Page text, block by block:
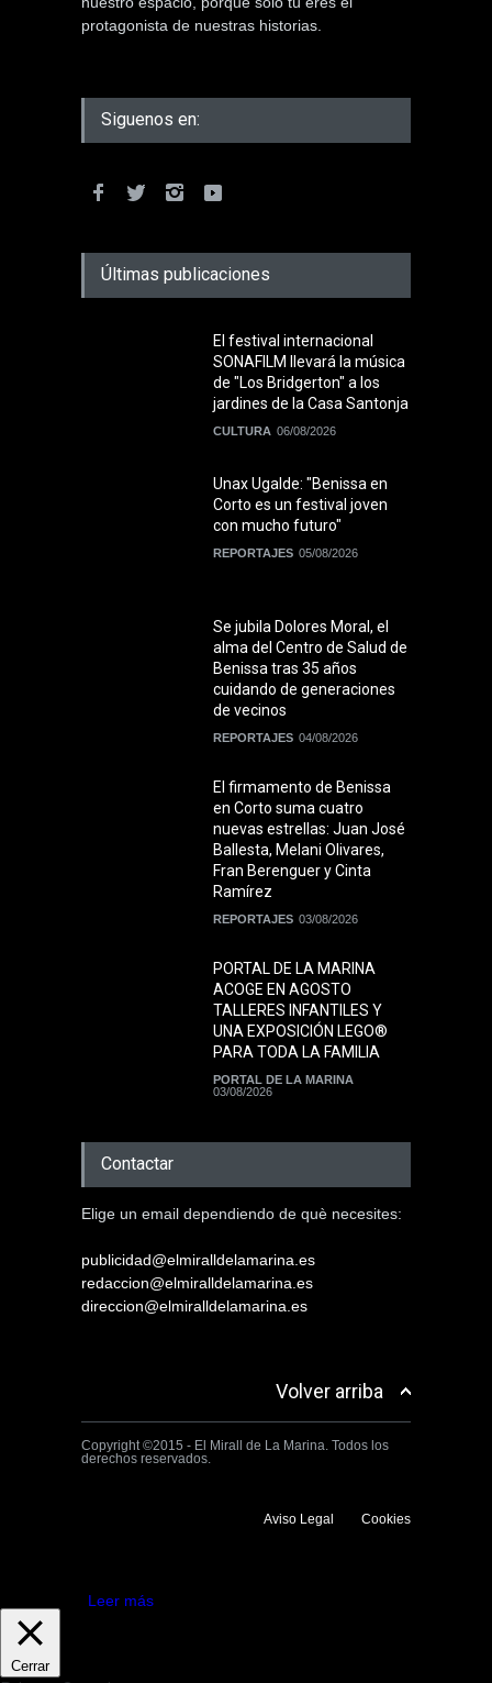
protagonista de nuestras historias.
Siguenos en:
Últimas publicaciones
El festival internacional
SONAFILM llevará la música
de "Los Bridgerton" a los
jardines de la Casa Santonja
CULTURA 06/08/2026
Unax Ugalde: "Benissa en
Corto es un festival joven
con mucho futuro"
REPORTAJES 05/08/2026
Se jubila Dolores Moral, el
alma del Centro de Salud de
Benissa tras 35 años
cuidando de generaciones
de vecinos
REPORTAJES 04/08/2026
El firmamento de Benissa
en Corto suma cuatro
nuevas estrellas: Juan José
Ballesta, Melani Olivares,
Fran Berenguer y Cinta
Ramírez
REPORTAJES 03/08/2026
PORTAL DE LA MARINA
ACOGE EN AGOSTO
TALLERES INFANTILES Y
UNA EXPOSICIÓN LEGO®
PARA TODA LA FAMILIA
PORTAL DE LA MARINA
03/08/2026
Contactar
Elige un email dependiendo de què necesites:
publicidad@elmiralldelamarina.es
redaccion@elmiralldelamarina.es
direccion@elmiralldelamarina.es
Volver arriba
Copyright ©2015 - El Mirall de La Marina. Todos los
derechos reservados.
Aviso Legal Cookies
Leer más
Cerrar